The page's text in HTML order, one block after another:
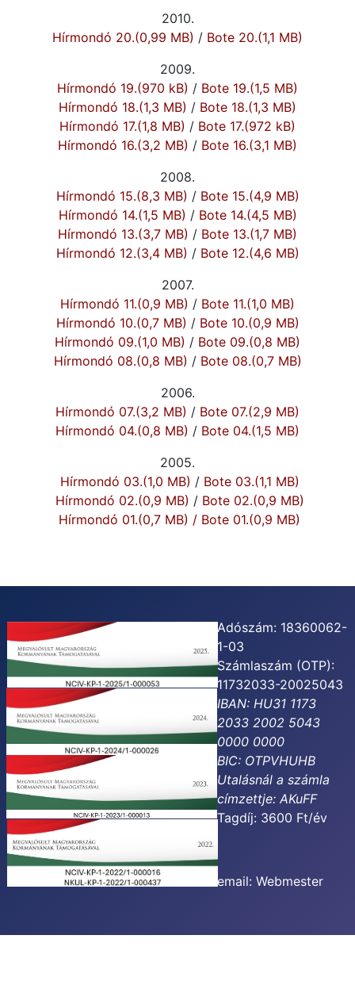
2010.
Hírmondó 20.(0,99 MB) / Bote 20.(1,1 MB)
2009.
Hírmondó 19.(970 kB) / Bote 19.(1,5 MB)
Hírmondó 18.(1,3 MB) / Bote 18.(1,3 MB)
Hírmondó 17.(1,8 MB) / Bote 17.(972 kB)
Hírmondó 16.(3,2 MB) / Bote 16.(3,1 MB)
2008.
Hírmondó 15.(8,3 MB) / Bote 15.(4,9 MB)
Hírmondó 14.(1,5 MB) / Bote 14.(4,5 MB)
Hírmondó 13.(3,7 MB) / Bote 13.(1,7 MB)
Hírmondó 12.(3,4 MB) / Bote 12.(4,6 MB)
2007.
Hírmondó 11.(0,9 MB) / Bote 11.(1,0 MB)
Hírmondó 10.(0,7 MB) / Bote 10.(0,9 MB)
Hírmondó 09.(1,0 MB) / Bote 09.(0,8 MB)
Hírmondó 08.(0,8 MB) / Bote 08.(0,7 MB)
2006.
Hírmondó 07.(3,2 MB) / Bote 07.(2,9 MB)
Hírmondó 04.(0,8 MB) / Bote 04.(1,5 MB)
2005.
Hírmondó 03.(1,0 MB) / Bote 03.(1,1 MB)
Hírmondó 02.(0,9 MB) / Bote 02.(0,9 MB)
Hírmondó 01.(0,7 MB) / Bote 01.(0,9 MB)
Adószám: 18360062-
1-03
Számlaszám (OTP):
11732033-20025043
IBAN: HU31 1173
2033 2002 5043
0000 0000
BIC: OTPVHUHB
Utalásnál a számla
címzettje:AKuFF
Tagdíj: 3600 Ft/év
email:Webmester